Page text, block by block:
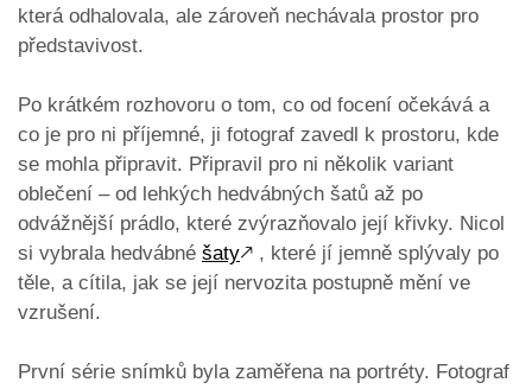
která odhalovala, ale zároveň nechávala prostor pro
představivost.
Po krátkém rozhovoru o tom, co od focení očekává a
co je pro ni příjemné, ji fotograf zavedl k prostoru, kde
se mohla připravit. Připravil pro ni několik variant
oblečení – od lehkých hedvábných šatů až po
odvážnější prádlo, které zvýrazňovalo její křivky. Nicol
si vybrala hedvábné šaty🡕 , které jí jemně splývaly po
těle, a cítila, jak se její nervozita postupně mění ve
vzrušení.
První série snímků byla zaměřena na portréty. Fotograf